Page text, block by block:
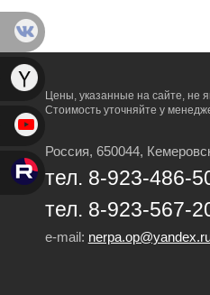
Цены, указанные на сайте, не
Стоимость уточняйте у
Россия, 650044,
тел. 8-923-486-
тел. 8-923-567-
e-mail: